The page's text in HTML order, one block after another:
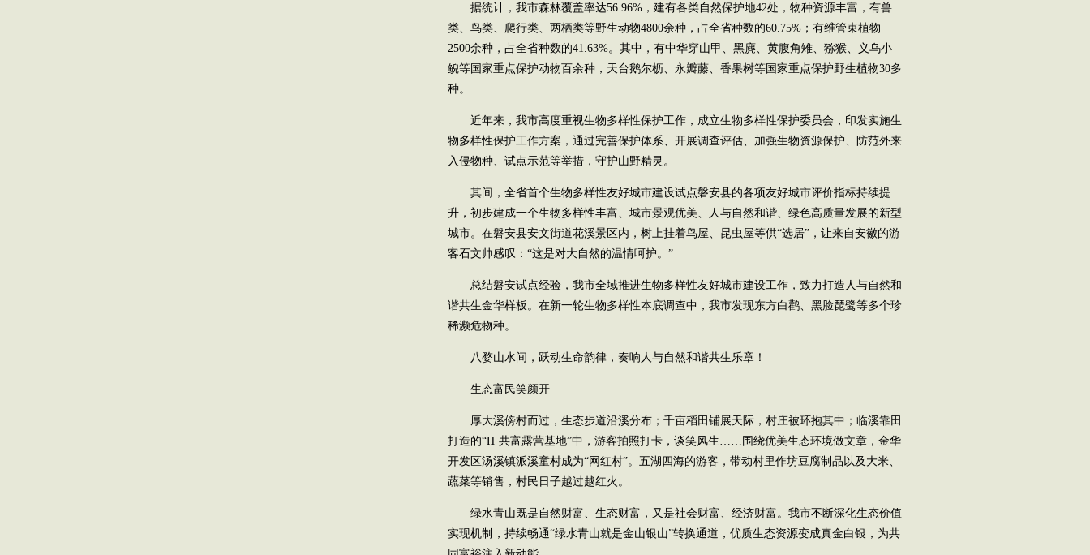
据统计，我市森林覆盖率达56.96%，建有各类自然保护地42处，物种资源丰富，有兽
类、鸟类、爬行类、两栖类等野生动物4800余种，占全省种数的60.75%；有维管束植物
2500余种，占全省种数的41.63%。其中，有中华穿山甲、黑麂、黄腹角雉、猕猴、义乌小
鲵等国家重点保护动物百余种，天台鹅尔枥、永瓣藤、香果树等国家重点保护野生植物30多
种。
近年来，我市高度重视生物多样性保护工作，成立生物多样性保护委员会，印发实施生
物多样性保护工作方案，通过完善保护体系、开展调查评估、加强生物资源保护、防范外来
入侵物种、试点示范等举措，守护山野精灵。
其间，全省首个生物多样性友好城市建设试点磐安县的各项友好城市评价指标持续提
升，初步建成一个生物多样性丰富、城市景观优美、人与自然和谐、绿色高质量发展的新型
城市。在磐安县安文街道花溪景区内，树上挂着鸟屋、昆虫屋等供“选居”，让来自安徽的游
客石文帅感叹：“这是对大自然的温情呵护。”
总结磐安试点经验，我市全域推进生物多样性友好城市建设工作，致力打造人与自然和
谐共生金华样板。在新一轮生物多样性本底调查中，我市发现东方白鹳、黑脸琵鹭等多个珍
稀濒危物种。
八婺山水间，跃动生命韵律，奏响人与自然和谐共生乐章！
生态富民笑颜开
厚大溪傍村而过，生态步道沿溪分布；千亩稻田铺展天际，村庄被环抱其中；临溪靠田
打造的“Π·共富露营基地”中，游客拍照打卡，谈笑风生……围绕优美生态环境做文章，金华
开发区汤溪镇派溪童村成为“网红村”。五湖四海的游客，带动村里作坊豆腐制品以及大米、
蔬菜等销售，村民日子越过越红火。
绿水青山既是自然财富、生态财富，又是社会财富、经济财富。我市不断深化生态价值
实现机制，持续畅通“绿水青山就是金山银山”转换通道，优质生态资源变成真金白银，为共